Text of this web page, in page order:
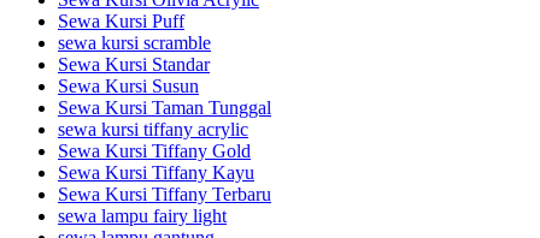
Sewa Kursi Puff
sewa kursi scramble
Sewa Kursi Standar
Sewa Kursi Susun
Sewa Kursi Taman Tunggal
sewa kursi tiffany acrylic
Sewa Kursi Tiffany Gold
Sewa Kursi Tiffany Kayu
Sewa Kursi Tiffany Terbaru
sewa lampu fairy light